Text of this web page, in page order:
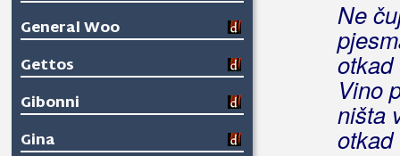
General Woo
Gettos
Gibonni
Gina
Ne
otkad
Vino
ništa
otkad